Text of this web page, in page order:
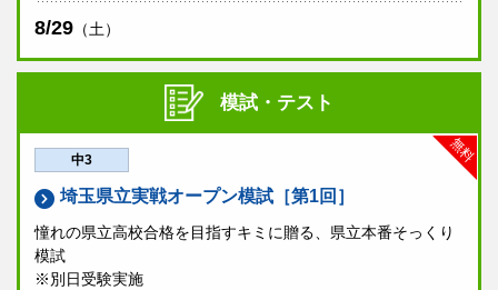
8/29 （土）
模試・テスト
無料
中3
埼玉県立実戦オープン模試［第1回］
憧れの県立高校合格を目指すキミに贈る、県立本番そっくり
模試
※別日受験実施